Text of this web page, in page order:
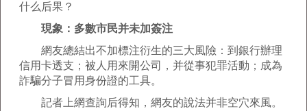
什么后果？
現象：多數市民并未加簽注
網友總結出不加標注衍生的三大風險：到銀行辦理
信用卡透支；被人用來開公司，并從事犯罪活動；成為
詐騙分子冒用身份證的工具。
記者上網查詢后得知，網友的說法并非空穴來風。